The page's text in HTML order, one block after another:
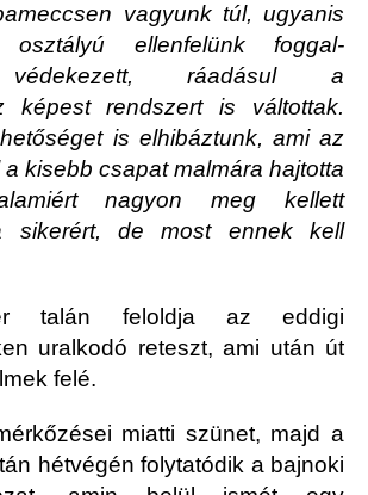
vagyunk túl, ugyanis
osztályú ellenfelünk foggal-
védekezett, ráadásul a
képest rendszert is váltottak.
is elhibáztunk, ami az
kisebb csapat malmára hajtotta
nagyon meg kellett
sikerért, de most ennek kell
talán feloldja az eddigi
uralkodó reteszt, ami után út
felé.
miatti szünet, majd a
hétvégén folytatódik a bajnoki